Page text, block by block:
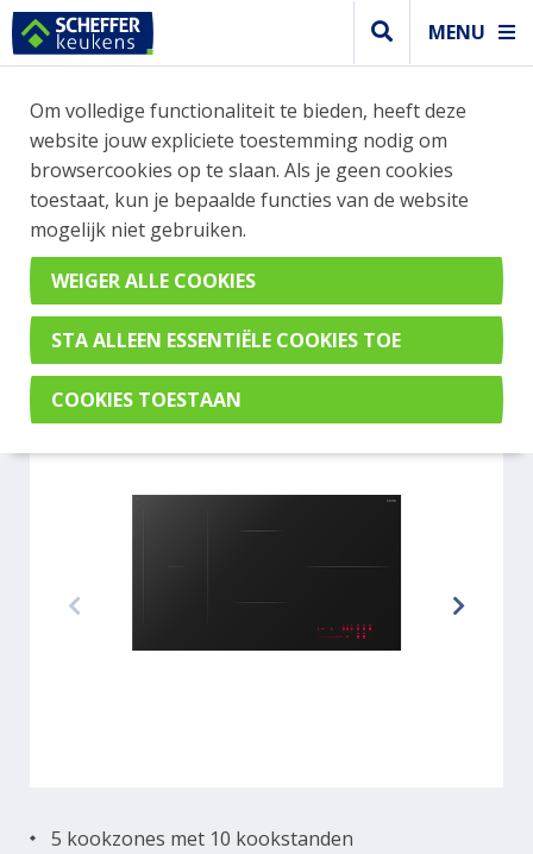
MENU
WEBSHOP BESTELLINGEN
Je kan tijdelijk geen bestelling plaatsen. Wil je je
vast oriënteren? Vergelijk eenvoudig apparaten
en merken met elkaar. Klik hier voor meer
informatie.
Kookplaat
ETNA KIF890ZT
5 kookzones met 10 kookstanden
Om volledige functionaliteit te bieden, heeft deze
website jouw expliciete toestemming nodig om
browsercookies op te slaan. Als je geen cookies
toestaat, kun je bepaalde functies van de website
mogelijk niet gebruiken.